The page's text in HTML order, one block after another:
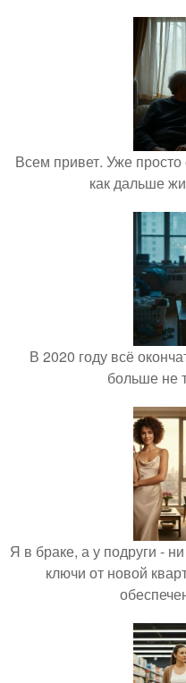
Всем привет. Уже
как дальше
В 2020 году всё
больше не
Я в браке, а у подруги -
ключи от новой